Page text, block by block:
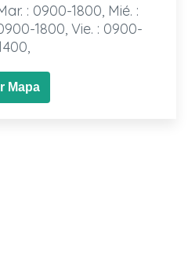
: 0900-1800, Mié. :
1800, Vie. : 0900-
Mapa